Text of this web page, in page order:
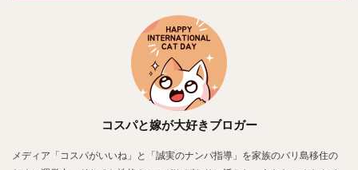
コスパと嫁が大好きブロガー
メディア「コスパがいいね」と「誠実のナンパ指導」を家族のバリ島移住の